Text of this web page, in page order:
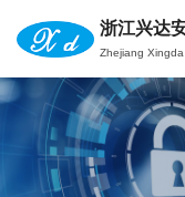
浙江兴达
Zhejiang